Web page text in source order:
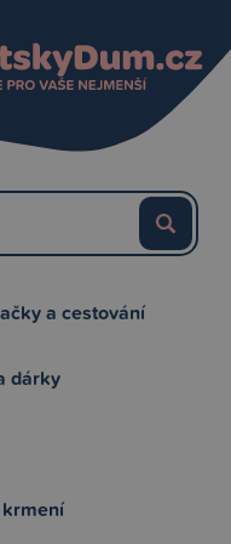
a cestování
dárky